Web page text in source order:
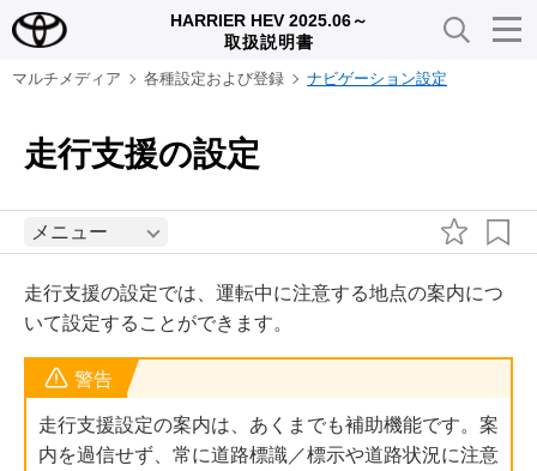
HARRIER HEV 2025.06～
取扱説明書
マルチメディア 各種設定および登録 ナビゲーション設定
走行支援の設定
メニュー
走行支援の設定では、運転中に注意する地点の案内につ
いて設定することができます。
警告
走行支援設定の案内は、あくまでも補助機能です。案
内を過信せず、常に道路標識／標示や道路状況に注意